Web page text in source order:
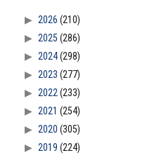
2026 (210)
2025 (286)
2024(298)
2023 (277)
2022 (233)
2021 (254)
2020 (305)
2019 (224)